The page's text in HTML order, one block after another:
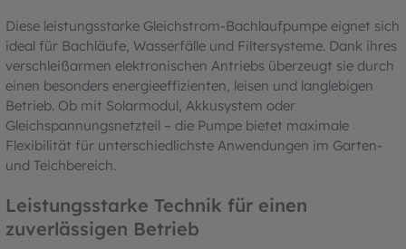
Diese leistungsstarke Gleichstrom-Bachlaufpumpe eignet sich
ideal für Bachläufe, Wasserfälle und Filtersysteme. Dank ihres
verschleißarmen elektronischen Antriebs überzeugt sie durch
einen besonders energieeffizienten, leisen und langlebigen
Betrieb. Ob mit Solarmodul, Akkusystem oder
Gleichspannungsnetzteil – die Pumpe bietet maximale
Flexibilität für unterschiedlichste Anwendungen im Garten-
und Teichbereich.
Leistungsstarke Technik für einen
zuverlässigen Betrieb